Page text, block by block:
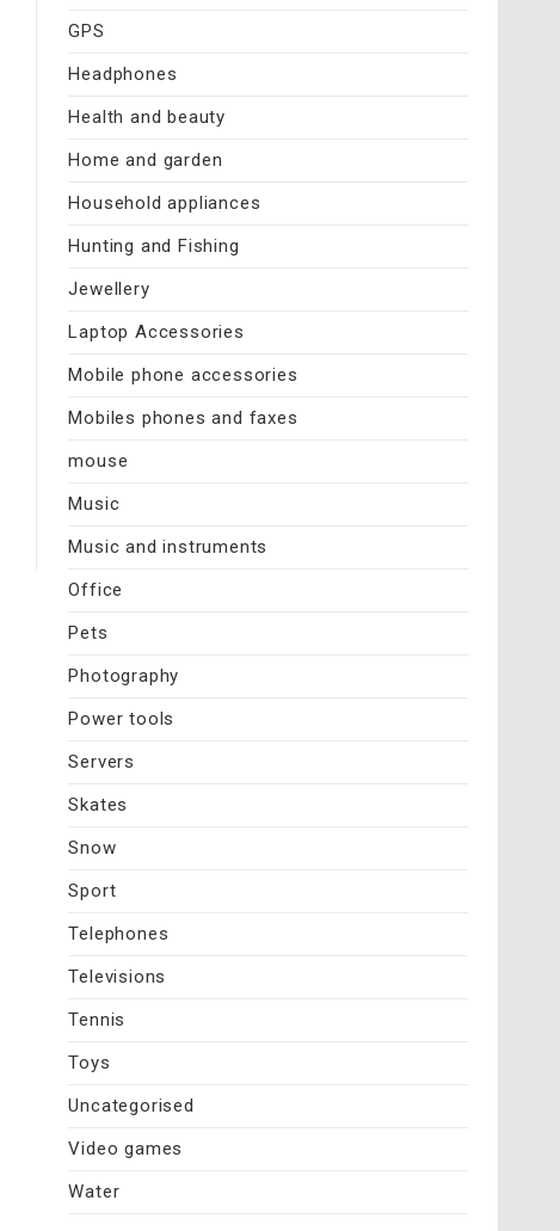
GPS
Headphones
Health and beauty
Home and garden
Household appliances
Hunting and Fishing
Jewellery
Laptop Accessories
Mobile phone accessories
Mobiles phones and faxes
mouse
Music
Music and instruments
Office
Pets
Photography
Power tools
Servers
Skates
Snow
Sport
Telephones
Televisions
Tennis
Toys
Uncategorised
Video games
Water